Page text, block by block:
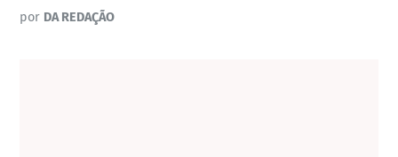
por DA REDAÇÃO